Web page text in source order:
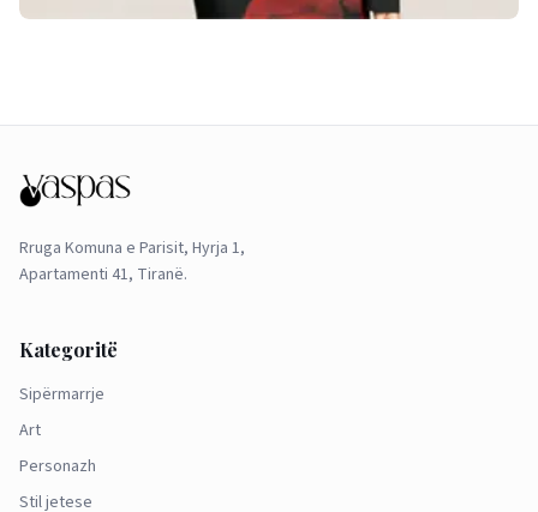
Rruga Komuna e Parisit, Hyrja 1,
Apartamenti 41, Tiranë.
Kategoritë
Sipërmarrje
Art
Personazh
Stil jetese